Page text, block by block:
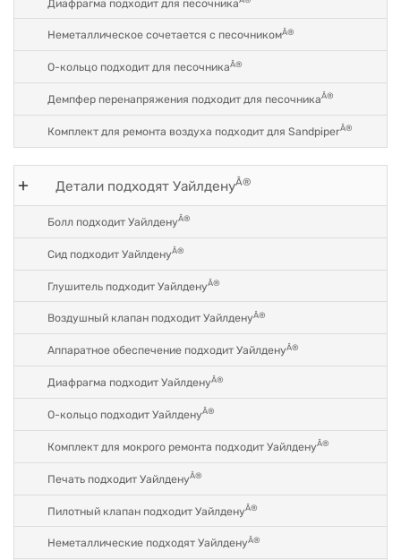
Диафрагма подходит для песочника
Неметаллическое сочетается с песочникомÂ®
O-кольцо подходит для песочникаÂ®
Демпфер перенапряжения подходит для песочникаÂ®
Комплект для ремонта воздуха подходит для SandpiperÂ®
Детали подходят УайлденуÂ®
Болл подходит УайлденуÂ®
Сид подходит УайлденуÂ®
Глушитель подходит УайлденуÂ®
Воздушный клапан подходит УайлденуÂ®
Аппаратное обеспечение подходит УайлденуÂ®
Диафрагма подходит УайлденуÂ®
О-кольцо подходит УайлденуÂ®
Комплект для мокрого ремонта подходит УайлденуÂ®
Печать подходит УайлденуÂ®
Пилотный клапан подходит УайлденуÂ®
Неметаллические подходят УайлденуÂ®